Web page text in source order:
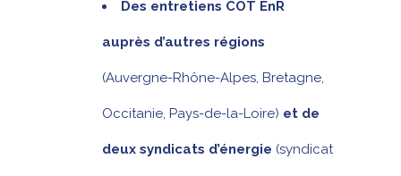
Des entretiens COT EnR
auprès d’autres régions
(Auvergne-Rhône-Alpes, Bretagne,
Occitanie, Pays-de-la-Loire) et de
deux syndicats d’énergie (syndicat